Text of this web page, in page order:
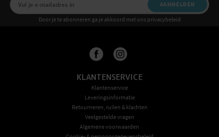
AANMELDEN
Door je te abonneren ga je akkoord met ons privacybeleid
KLANTENSERVICE
Klantenservice
Leveringsinformatie
Retourneren, ruilen & klachten
Veelgestelde vragen
Algemene voorwaarden